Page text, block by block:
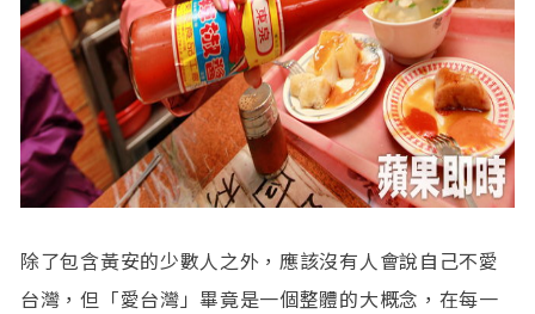
除了包含黃安的少數人之外，應該沒有人會說自己不愛
台灣，但「愛台灣」畢竟是一個整體的大概念，在每一